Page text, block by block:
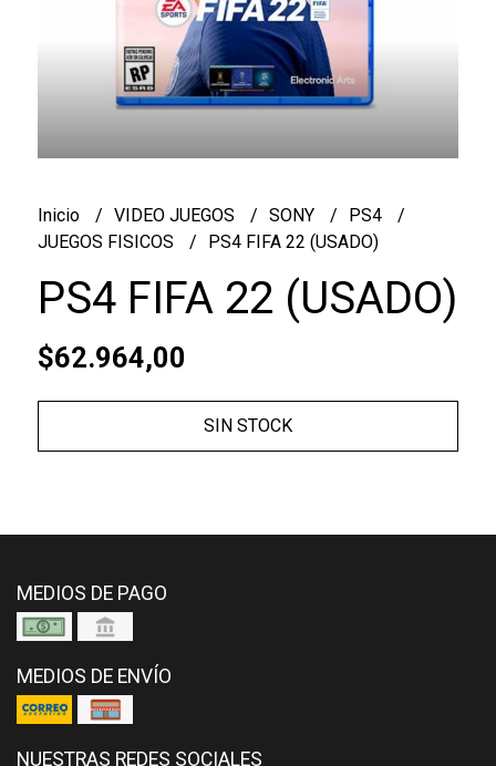
Inicio VIDEO JUEGOS SONY
PS4
JUEGOS FISICOS
PS4 FIFA 22 (USADO)
PS4 FIFA 22 (USADO)
$62.964,00
SIN STOCK
MEDIOS DE PAGO
MEDIOS DE ENVÍO
NUESTRAS REDES SOCIALES